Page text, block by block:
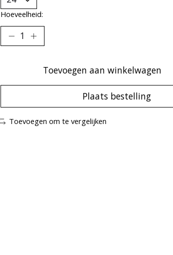
Hoeveelheid:
Toevoegen aan winkelwagen
Plaats bestelling
Toevoegen om te vergelijken